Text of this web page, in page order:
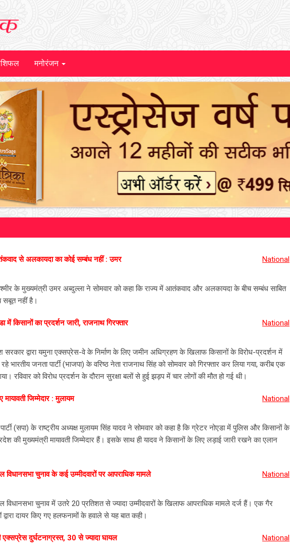
मनोरंजन
से अलकायदा का कोई सम्बंध नहीं : उमर
National
के मुख्यमंत्री उमर अब्दुल्ला ने सोमवार को कहा कि राज्य में आतंकवाद और अलकायदा के बीच सम्बंध साबित
सबूत नहीं है।
में किसानों का प्रदर्शन जारी, राजनाथ गिरफ्तार
National
सरकार द्वारा यमुना एक्सप्रेस-वे के निर्माण के लिए जमीन अधिग्रहण के खिलाफ किसानों के विरोध-प्रदर्शन में
भारतीय जनता पार्टी (भाजपा) के वरिष्ठ नेता राजनाथ सिंह को सोमवार को गिरफ्तार कर लिया गया, करीब एक
रविवार को विरोध प्रदर्शन के दौरान सुरक्षा बलों से हुई झड़प में चार लोगों की मौत हो गई थी।
मायावती जिम्मेदार : मुलायम
National
(सपा) के राष्ट्रीय अध्यक्ष मुलायम सिंह यादव ने सोमवार को कहा है कि ग्रेटर नोएडा में पुलिस और किसानों के
की मुख्यमंत्री मायावती जिम्मेदार हैं। इसके साथ ही यादव ने किसानों के लिए लड़ाई जारी रखने का एलान
विधानसभा चुनाव के कई उम्मीदवारों पर आपराधिक मामले
National
विधानसभा चुनाव में उतरे 20 प्रतिशत से ज्यादा उम्मीदवारों के खिलाफ आपराधिक मामले दर्ज हैं। एक गैर
दायर किए गए हलफनामों के हवाले से यह बात कही।
एक्सप्रेस दुर्घटनाग्रस्त, 30 से ज्यादा घायल
National